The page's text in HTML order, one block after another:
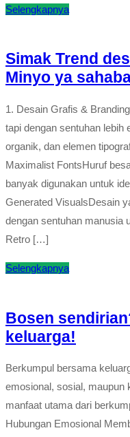
Selengkapnya
Simak Trend
Minyo ya
1. Desain Grafis &
tapi dengan sentuhan lebih
organik, dan elemen
Maximalist FontsHuruf
banyak digunakan untuk
Generated VisualsDesain
dengan sentuhan manusia
Retro […]
Selengkapnya
Bosen
keluarga!
Berkumpul bersama
emosional, sosial, maupun
manfaat utama dari
Hubungan Emosional